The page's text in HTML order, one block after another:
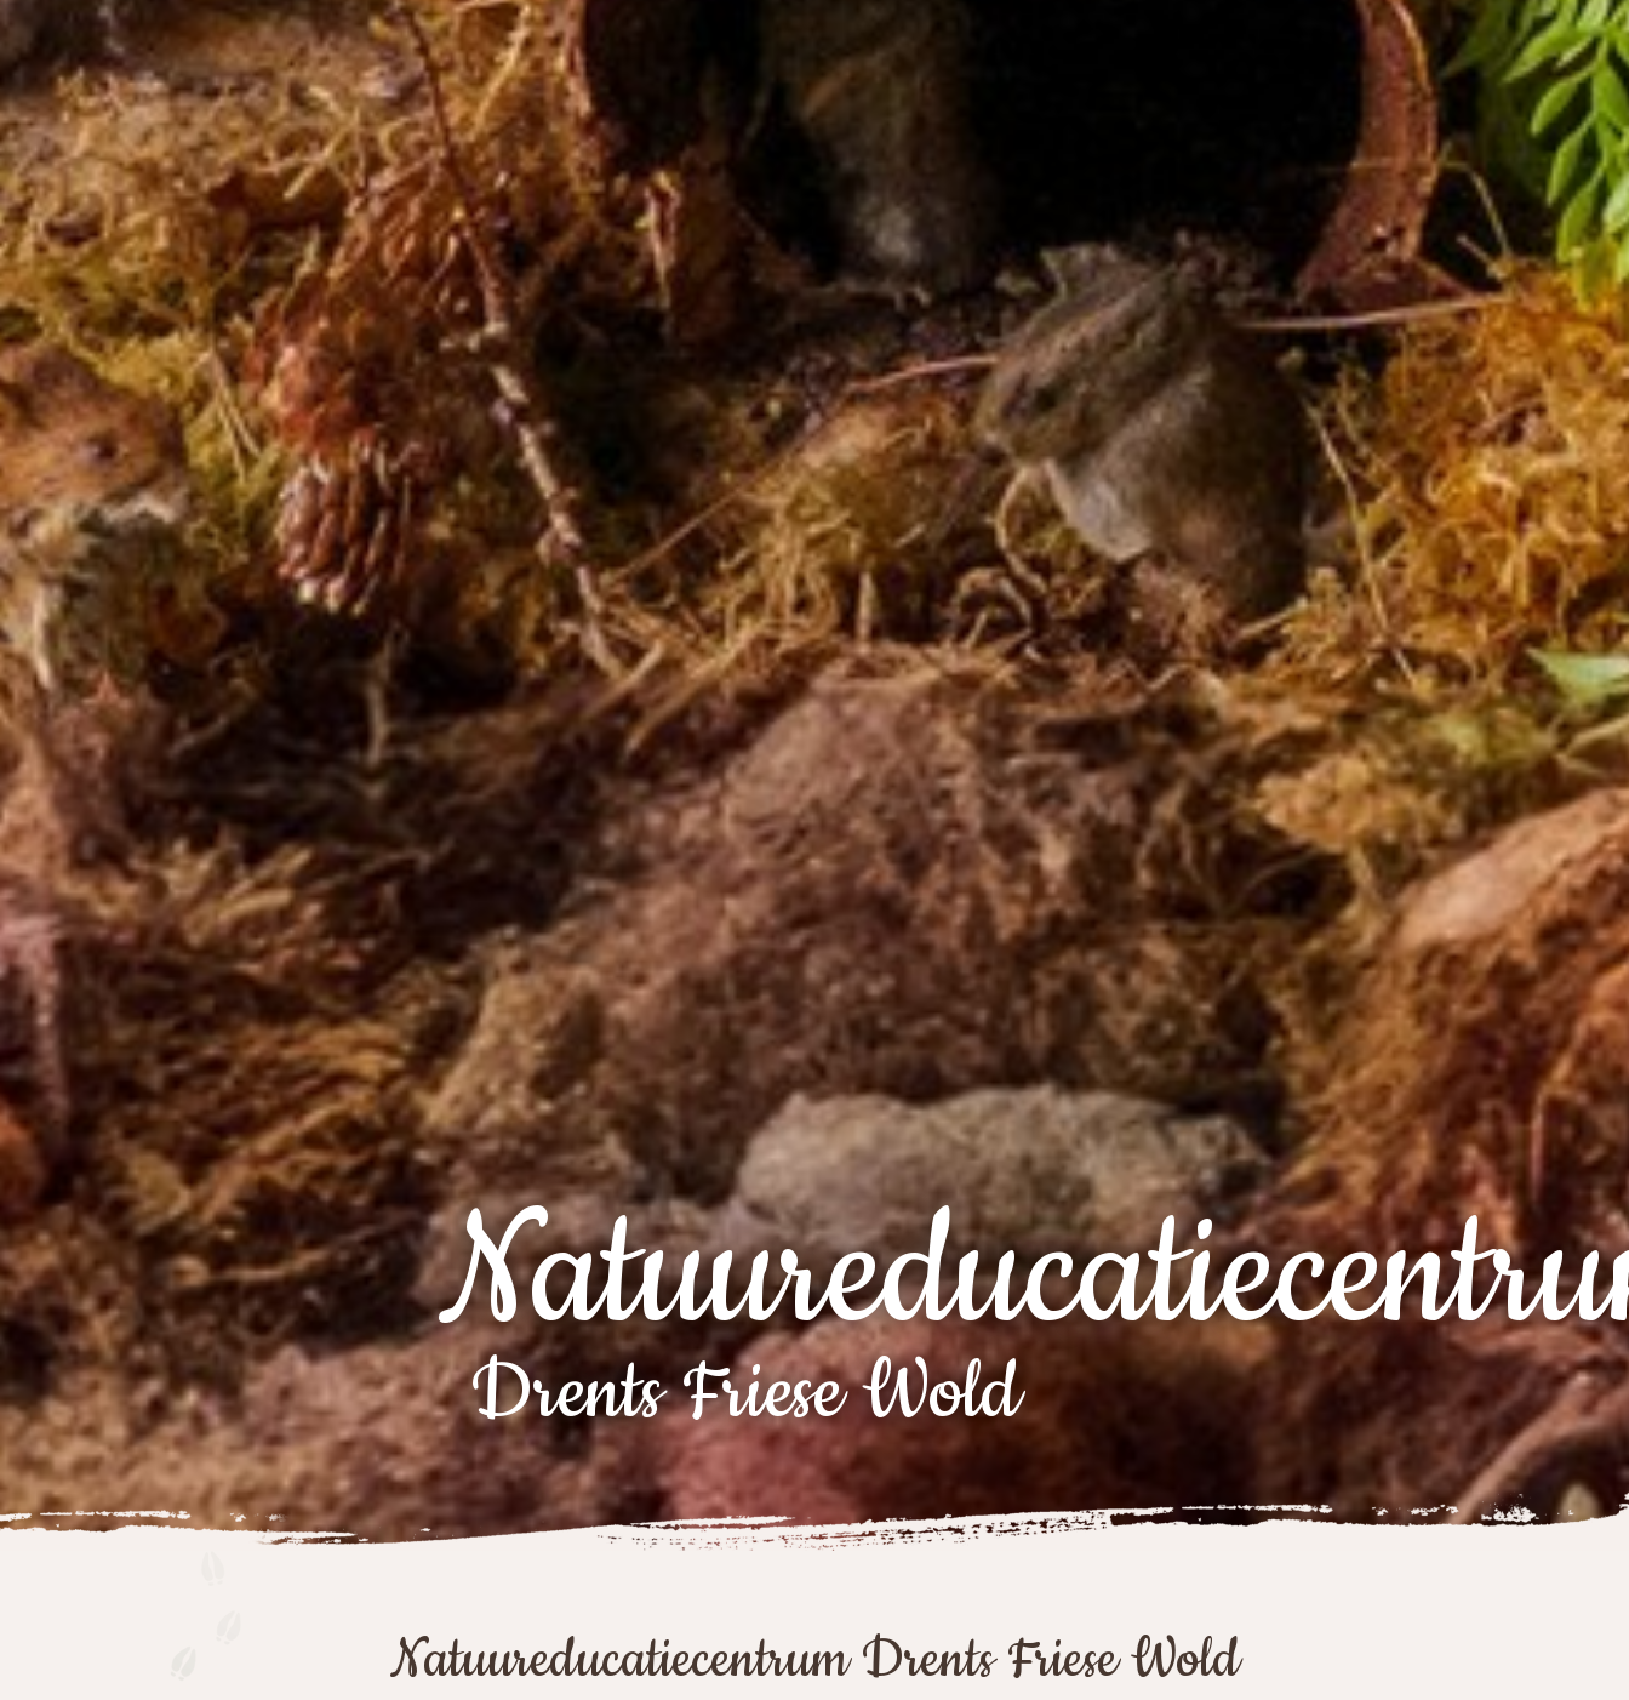
Drents Friese Wold
Natuureducatiecentrum Drents Friese Wold